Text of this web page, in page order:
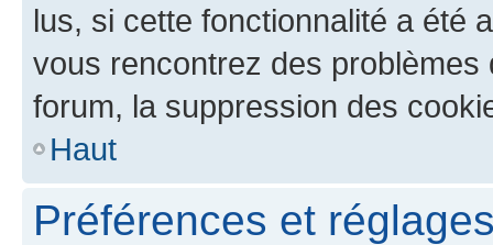
lus, si cette fonctionnalité a été
vous rencontrez des
forum, la suppression des
Haut
Préférences et